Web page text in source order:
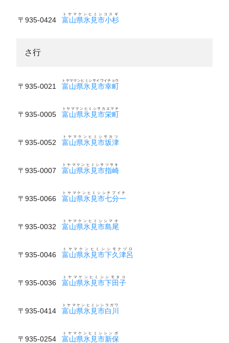
〒935-0424 富山県氷見市小杉
トヤマケンヒミシコスギ
さ行
〒935-0021 富山県氷見市幸町
トヤマケンヒミシサイワイチョウ
〒935-0005 富山県氷見市栄町
トヤマケンヒミシサカエマチ
〒935-0052 富山県氷見市坂津
トヤマケンヒミシサカツ
〒935-0007 富山県氷見市指崎
トヤマケンヒミシサツサキ
〒935-0066 富山県氷見市七分一
トヤマケンヒミシシチブイチ
〒935-0032 富山県氷見市島尾
トヤマケンヒミシシマオ
〒935-0046 富山県氷見市下久津呂
トヤマケンヒミシシモクヅロ
〒935-0036 富山県氷見市下田子
トヤマケンヒミシシモタコ
〒935-0414 富山県氷見市白川
トヤマケンヒミシシラガワ
〒935-0254 富山県氷見市新保
トヤマケンヒミシシンボ